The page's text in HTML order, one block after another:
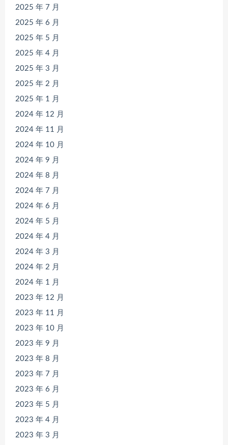
2025 年 7 月
2025 年 6 月
2025 年 5 月
2025 年 4 月
2025 年 3 月
2025 年 2 月
2025 年 1 月
2024 年 12 月
2024 年 11 月
2024 年 10 月
2024 年 9 月
2024 年 8 月
2024 年 7 月
2024 年 6 月
2024 年 5 月
2024 年 4 月
2024 年 3 月
2024 年 2 月
2024 年 1 月
2023 年 12 月
2023 年 11 月
2023 年 10 月
2023 年 9 月
2023 年 8 月
2023 年 7 月
2023 年 6 月
2023 年 5 月
2023 年 4 月
2023 年 3 月